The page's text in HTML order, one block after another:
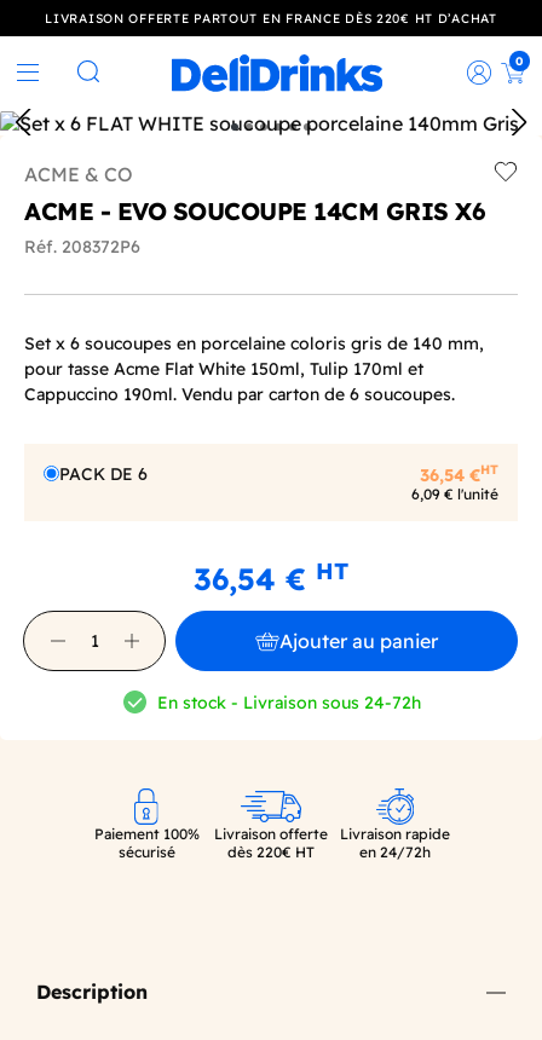
LIVRAISON OFFERTE PARTOUT EN FRANCE DÈS 220€ HT D’ACHAT
Rechercher
0
ACME & CO
ACME - EVO SOUCOUPE 14CM GRIS X6
Réf. 208372P6
Set x 6 soucoupes en porcelaine coloris gris de 140 mm,
pour tasse Acme Flat White 150ml, Tulip 170ml et
Cappuccino 190ml. Vendu par carton de 6 soucoupes.
PACK DE 6 36,54 €HT
6,09 € l'unité
36,54 € HT
Ajouter au panier
En stock - Livraison sous 24-72h
Paiement 100%
sécurisé
Livraison offerte
dès 220€ HT
Livraison rapide
en 24/72h
Description